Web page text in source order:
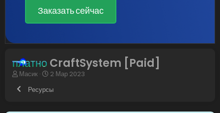
Заказать сейчас
платноCraftSystem [Paid]
А
т
Масик
Д
т
2 Мар 2023
Ресурсы